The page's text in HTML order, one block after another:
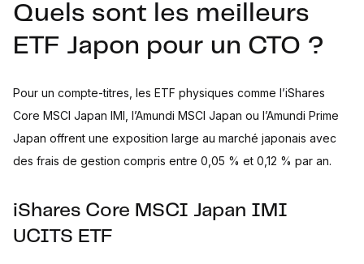
Quels sont les meilleurs
ETF Japon pour un CTO ?
Pour un compte-titres, les ETF physiques comme l’iShares
Core MSCI Japan IMI, l’Amundi MSCI Japan ou l’Amundi Prime
Japan offrent une exposition large au marché japonais avec
des frais de gestion compris entre 0,05 % et 0,12 % par an.
iShares Core MSCI Japan IMI
UCITS ETF